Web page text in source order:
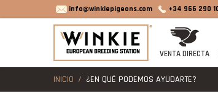
info@winkiepigeons.com +34 966 290
VENTA DIRECTA
INICIO ¿EN QUÉ PODEMOS AYUDARTE?